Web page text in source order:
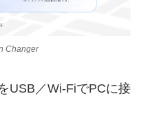
Changer
USB／Wi-FiでPCに接